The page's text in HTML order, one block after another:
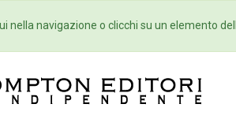
Eventi Collane
navigazione o clicchi su un elemento